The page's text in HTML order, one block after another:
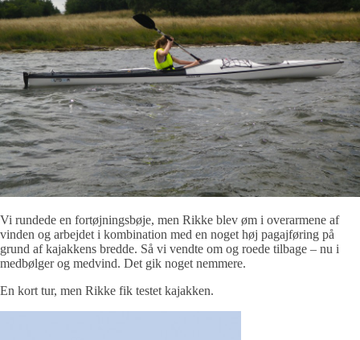
Vi rundede en fortøjningsbøje, men Rikke blev øm i overarmene af
vinden og arbejdet i kombination med en noget høj pagajføring på
grund af kajakkens bredde. Så vi vendte om og roede tilbage – nu i
medbølger og medvind. Det gik noget nemmere.
En kort tur, men Rikke fik testet kajakken.